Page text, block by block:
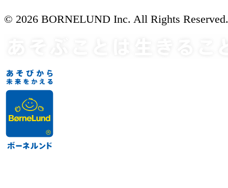
© 2026 BORNELUND Inc. All Rights Reserved.